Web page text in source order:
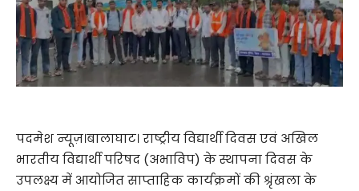
पदमेश न्यूज़।बालाघाट। राष्ट्रीय विद्यार्थी दिवस एवं अखिल
भारतीय विद्यार्थी परिषद (अभाविप) के स्थापना दिवस के
उपलक्ष्य में आयोजित साप्ताहिक कार्यक्रमों की श्रृंखला के